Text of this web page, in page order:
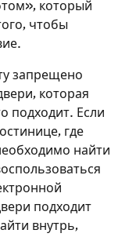
который
чтобы
запрещено
которая
подходит. Если
где
найти
подходит
внутрь,